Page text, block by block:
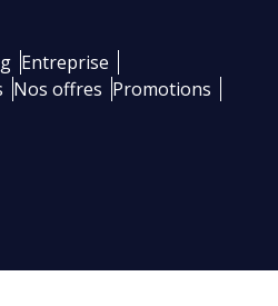
Entreprise
Nos offres Promotions